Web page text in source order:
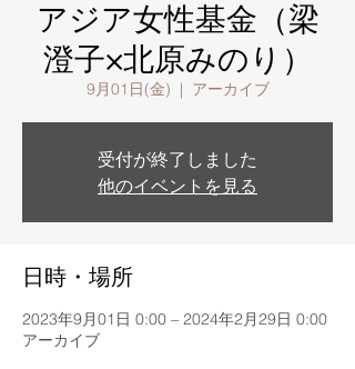
アジア女性基金（梁
澄子×北原みのり）
9月01日(金)
  |
アーカイブ
受付が終了しました
他のイベントを見る
日時・場所
2023年9月01日 0:00 – 2024年2月29日 0:00
アーカイブ